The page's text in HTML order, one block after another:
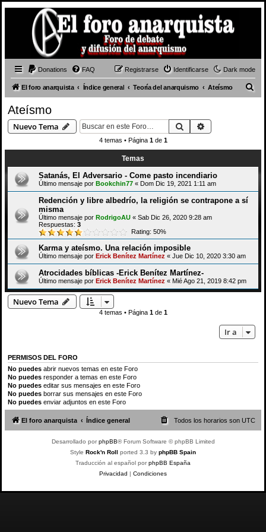
Dark mode
Donations FAQ Identificarse
Registrarse
El foro anarquista Índice general Teoría del anarquismo Ateísmo
Ateísmo
Nuevo Tema Buscar
4 temas • Página 1de 1
Temas
Satanás, El Adversario - Come pasto incendiario
Último mensaje por Bookchin77 « Dom Dic 19, 2021 1:11 am
Redención y libre albedrío, la religión se contrapone a sí
misma
Último mensaje por RodrigoAU « Sab Dic 26, 2020 9:28 am
Respuestas: 3
Rating: 50%
Karma y ateísmo. Una relación imposible
Último mensaje por Erick Benítez Martínez « Jue Dic 10, 2020 3:30 am
Atrocidades bíblicas -Erick Benítez Martínez-
Último mensaje por Erick Benítez Martínez « Mié Ago 21, 2019 8:42 pm
Nuevo Tema
4 temas • Página 1de 1
Ir a
PERMISOS DEL FORO
No puedes abrir nuevos temas en este Foro
No puedes responder a temas en este Foro
No puedes editar sus mensajes en este Foro
No puedes borrar sus mensajes en este Foro
No puedes enviar adjuntos en este Foro
El foro anarquista Índice general Todos los horarios son UTC
Desarrollado porphpBB® Forum Software © phpBB Limited
Style Rock'n Roll ported 3.3 by phpBB Spain
Traducción al español porphpBB España
Privacidad | Condiciones